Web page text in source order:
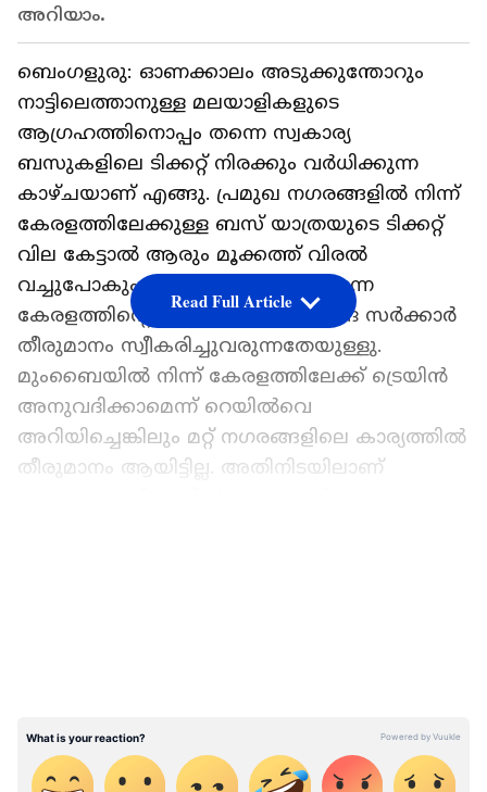
അറിയാം.
ബെംഗളുരു: ഓണക്കാലം അടുക്കുന്തോറും
നാട്ടിലെത്താനുള്ള മലയാളികളുടെ
ആഗ്രഹത്തിനൊപ്പം തന്നെ സ്വകാര്യ
ബസുകളിലെ ടിക്കറ്റ് നിരക്കും വ‍ർധിക്കുന്ന
കാഴ്ചയാണ് എങ്ങു. പ്രമുഖ നഗരങ്ങളിൽ നിന്ന്
കേരളത്തിലേക്കുള്ള ബസ് യാത്രയുടെ ടിക്കറ്റ്
വില കേട്ടാൽ ആരും മൂക്കത്ത് വിരൽ
വച്ചുപോകും. സെപ്ഷ്യൽ ട്രെയിനെന്ന
കേരളത്തിന്‍റെ ആവശ്യത്തിൽ കേന്ദ്ര സർക്കാർ
തീരുമാനം സ്വീകരിച്ചുവരുന്നതേയുള്ളു.
മുംബൈയിൽ നിന്ന് കേരളത്തിലേക്ക് ട്രെയിൻ
അനുവദിക്കാമെന്ന് റെയിൽവെ
അറിയിച്ചെങ്കിലും മറ്റ് നഗരങ്ങളിലെ കാര്യത്തിൽ
തീരുമാനം ആയിട്ടില്ല. അതിനിടയിലാണ്
കർണാടക ആർ ടി സി ബാംഗ്ലൂരിൽ നിന്നും
ആലപ്പുഴയിലേക്ക് രണ്ട് സ്പെഷ്യൽ എ സി
Read Full Article